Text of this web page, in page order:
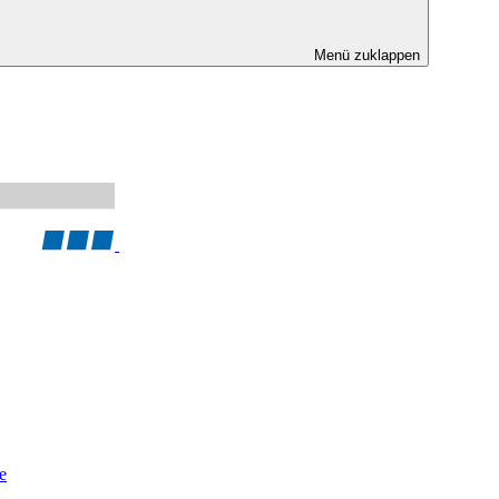
Menü zuklappen